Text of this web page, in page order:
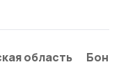
область